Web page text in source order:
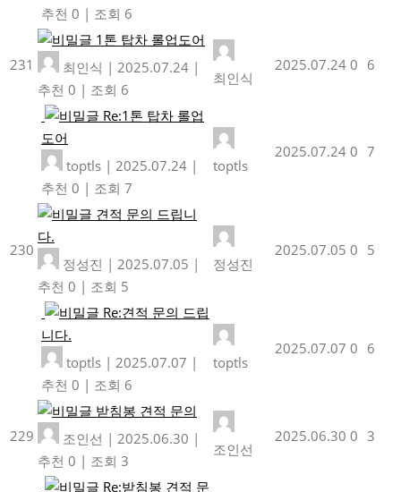
추천 0 | 조회 6
231
1톤 탑차 롤업도어
최인식 | 2025.07.24 |
추천 0 | 조회 6
최인식
2025.07.24 0 6
Re:1톤 탑차 롤업
도어
toptls | 2025.07.24 |
추천 0 | 조회 7
toptls
2025.07.24 0 7
230
견적 문의 드립니
다.
정성진 | 2025.07.05 |
추천 0 | 조회 5
정성진
2025.07.05 0 5
Re:견적 문의 드립
니다.
toptls | 2025.07.07 |
추천 0 | 조회 6
toptls
2025.07.07 0 6
229
받침봉 견적 문의
조인선 | 2025.06.30 |
추천 0 | 조회 3
조인선
2025.06.30 0 3
Re:받침봉 견적 문